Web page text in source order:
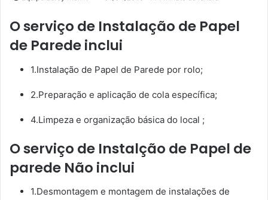
O serviço de Instalação de Papel
de Parede inclui
1.Instalação de Papel de Parede por rolo;
2.Preparação e aplicação de cola específica;
4.Limpeza e organização básica do local ;
O serviço de Instalção de Papel de
parede Não inclui
1.Desmontagem e montagem de instalações de